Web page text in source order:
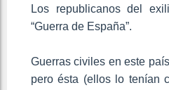
Los republicanos del
“Guerra de España”.
Guerras civiles en este
pero ésta (ellos lo tenían